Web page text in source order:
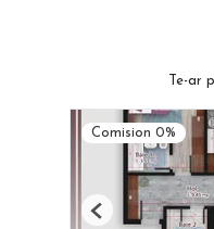
Te-ar
Comision 0%
Previous